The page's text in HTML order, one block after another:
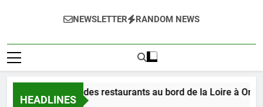
NEWSLETTER RANDOM NEWS
HEADLINES
les délices des restaurants au bord de la Loire à Orléans en